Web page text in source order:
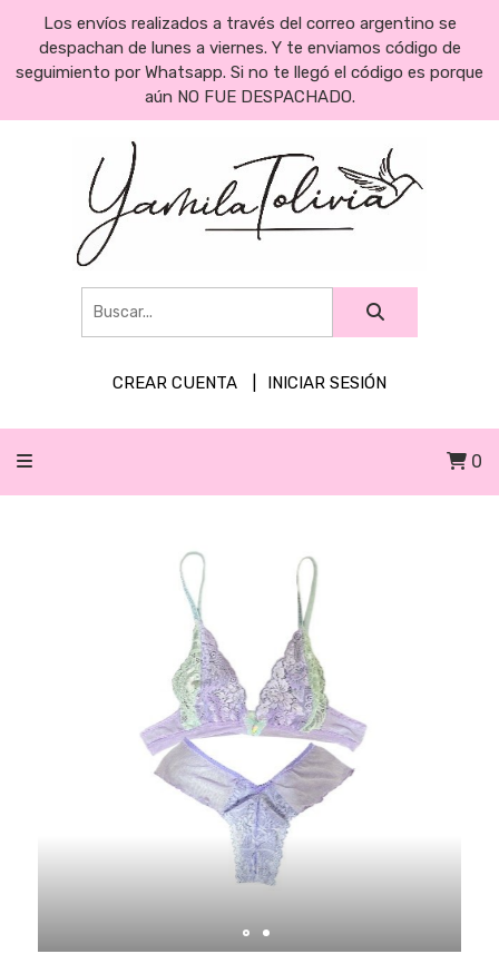
Los envíos realizados a través del correo argentino se
despachan de lunes a viernes. Y te enviamos código de
seguimiento por Whatsapp. Si no te llegó el código es porque
aún NO FUE DESPACHADO.
CREAR CUENTA INICIAR SESIÓN
0